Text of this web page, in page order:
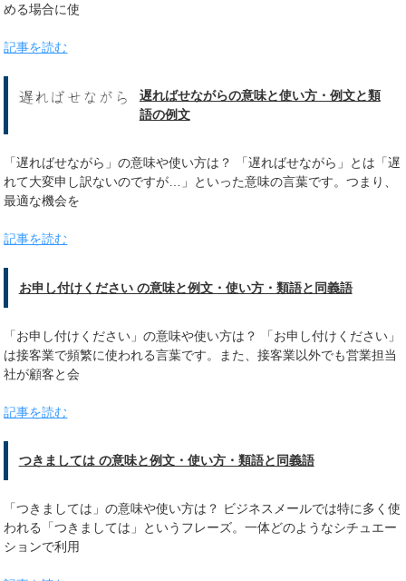
める場合に使
記事を読む
遅ればせながらの意味と使い方・例文と類
語の例文
「遅ればせながら」の意味や使い方は？ 「遅ればせながら」とは「遅
れて大変申し訳ないのですが…」といった意味の言葉です。つまり、
最適な機会を
記事を読む
お申し付けください の意味と例文・使い方・類語と同義語
「お申し付けください」の意味や使い方は？ 「お申し付けください」
は接客業で頻繁に使われる言葉です。また、接客業以外でも営業担当
社が顧客と会
記事を読む
つきましては の意味と例文・使い方・類語と同義語
「つきましては」の意味や使い方は？ ビジネスメールでは特に多く使
われる「つきましては」というフレーズ。一体どのようなシチュエー
ションで利用